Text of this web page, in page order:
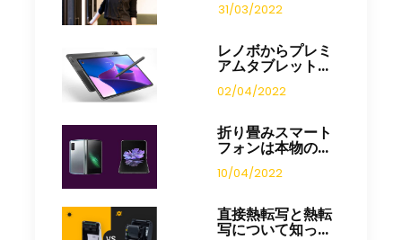
31/03/2022
レノボからプレミ
アムタブレット...
02/04/2022
折り畳みスマート
フォンは本物の...
10/04/2022
直接熱転写と熱転
写について知っ...